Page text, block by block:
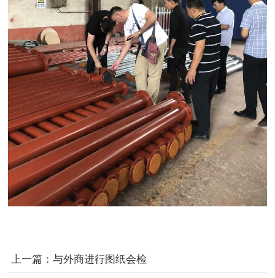
上一篇： 与外商进行图纸会检